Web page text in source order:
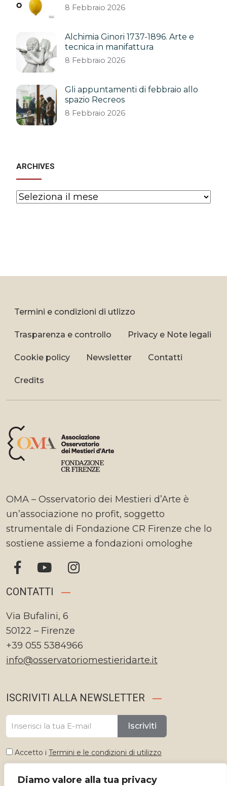
Diamo valore alla tua privacy
8 Febbraio 2026
Alchimia Ginori 1737-1896. Arte e
tecnica in manifattura
8 Febbraio 2026
Gli appuntamenti di febbraio allo
spazio Recreos
8 Febbraio 2026
ARCHIVES
Archives
Termini e condizioni di utlizzo
Trasparenza e controllo Privacy e Note legali
Cookie policy Newsletter Contatti
Credits
OMA – Osservatorio dei Mestieri d’Arte è
un’associazione no profit, soggetto
strumentale di Fondazione CR Firenze che lo
sostiene assieme a fondazioni omologhe
CONTATTI
Via Bufalini, 6
50122 – Firenze
+39 055 5384966
info@osservatoriomestieridarte.it
ISCRIVITI ALLA NEWSLETTER
Iscriviti
Accetto i Termini e le condizioni di utilizzo
Seleziona lingua